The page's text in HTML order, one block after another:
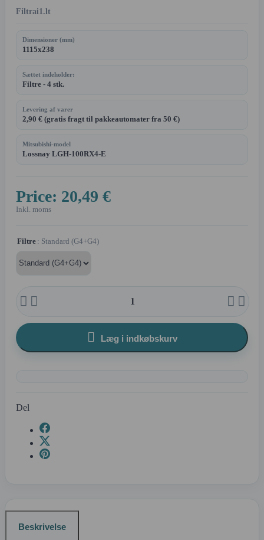
Filtrai1.lt
Dimensioner (mm)
1115x238
Sættet indeholder:
Filtre - 4 stk.
Levering af varer
2,90 € (gratis fragt til pakkeautomater fra 50 €)
Mitsubishi-model
Lossnay LGH-100RX4-E
Price: 20,49 €
Inkl. moms
Filtre : Standard (G4+G4)
   
 Læg i indkøbskurv
Del
Beskrivelse